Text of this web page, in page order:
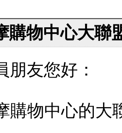
購物中心大聯
朋友您好：
購物中心的大